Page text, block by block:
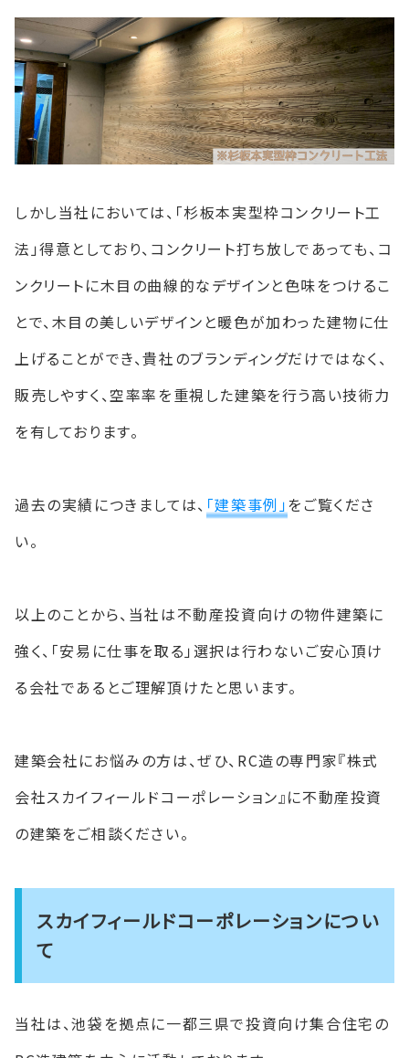
しかし当社においては、「杉板本実型枠コンクリート工
法」得意としており、コンクリート打ち放しであっても、コ
ンクリートに木目の曲線的なデザインと色味をつけるこ
とで、木目の美しいデザインと暖色が加わった建物に仕
上げることができ、貴社のブランディングだけではなく、
販売しやすく、空率率を重視した建築を行う高い技術力
を有しております。
過去の実績につきましては、 「建築事例」をご覧くださ
い。
以上のことから、当社は不動産投資向けの物件建築に
強く、「安易に仕事を取る」選択は行わないご安心頂け
る会社であるとご理解頂けたと思います。
建築会社にお悩みの方は、ぜひ、RC造の専門家『株式
会社スカイフィールドコーポレーション』に不動産投資
の建築をご相談ください。
スカイフィールドコーポレーションについ
て
当社は、池袋を拠点に一都三県で投資向け集合住宅の